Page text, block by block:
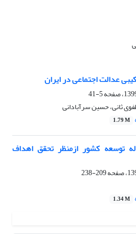
عدالت اجتماعی در ایران
5-41
ثانی، حسین سرآبادانی
1.79 M
توسعه کشور ازمنظر تحقق اهداف
209-238
1.34 M